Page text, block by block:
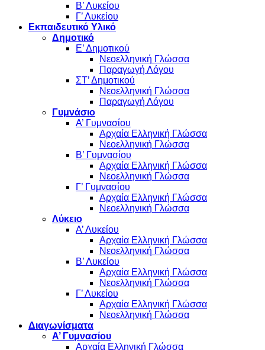
Β’ Λυκείου
Γ’ Λυκείου
Εκπαιδευτικό Υλικό
Δημοτικό
Ε’ Δημοτικού
Νεοελληνική Γλώσσα
Παραγωγή Λόγου
ΣΤ’ Δημοτικού
Νεοελληνική Γλώσσα
Παραγωγή Λόγου
Γυμνάσιο
Α’ Γυμνασίου
Αρχαία Ελληνική Γλώσσα
Νεοελληνική Γλώσσα
Β’ Γυμνασίου
Αρχαία Ελληνική Γλώσσα
Νεοελληνική Γλώσσα
Γ’ Γυμνασίου
Αρχαία Ελληνική Γλώσσα
Νεοελληνική Γλώσσα
Λύκειο
Α’ Λυκείου
Αρχαία Ελληνική Γλώσσα
Νεοελληνική Γλώσσα
Β’ Λυκείου
Αρχαία Ελληνική Γλώσσα
Νεοελληνική Γλώσσα
Γ’ Λυκείου
Αρχαία Ελληνική Γλώσσα
Νεοελληνική Γλώσσα
Διαγωνίσματα
Α’ Γυμνασίου
Αρχαία Ελληνική Γλώσσα